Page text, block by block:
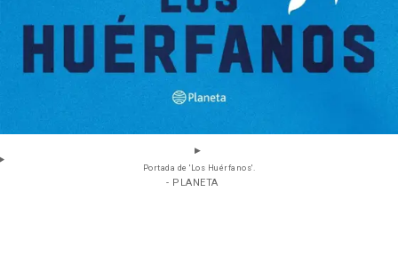
Portada de 'Los Huérfanos'.
- PLANETA